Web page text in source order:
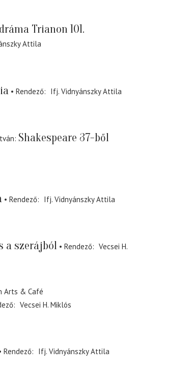
Trianon 101.
Attila
Rendező
Ifj. Vidnyánszky Attila
Shakespeare 37-ből
Rendező
Ifj. Vidnyánszky Attila
a szerájból Rendező
Vecsei H.
Arts & Café
Vecsei H. Miklós
Rendező
Ifj. Vidnyánszky Attila